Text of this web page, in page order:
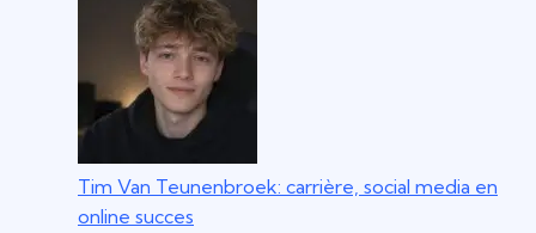
Tim Van Teunenbroek: carrière, social media en
online succes